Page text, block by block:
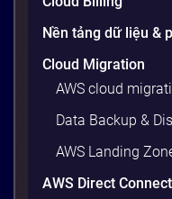
Nền tảng dữ liệu &
Cloud Migration
AWS cloud
Data Backup &
AWS Landing
AWS Direct Connect